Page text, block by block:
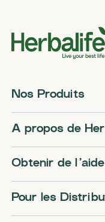
Nos Produits
A propos de
Obtenir de l’aide
Pour les